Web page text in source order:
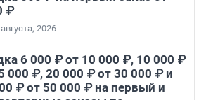
₽
2026
6 000 ₽ от 10 000 ₽, 10 000 ₽
000 ₽, 20 000 ₽ от 30 000 ₽ и
₽ от 50 000 ₽ на первый и